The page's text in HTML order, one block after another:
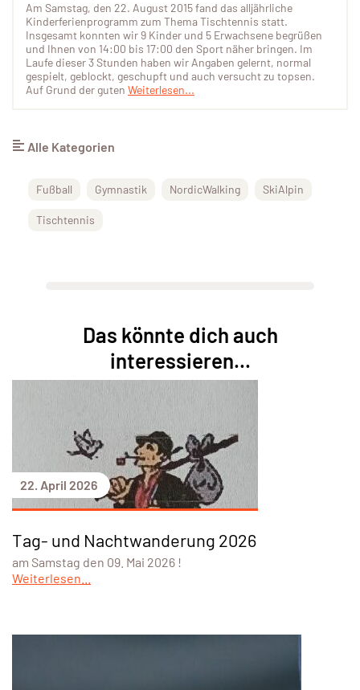
Am Samstag, den 22. August 2015 fand das alljährliche
Kinderferienprogramm zum Thema Tischtennis statt.
Insgesamt konnten wir 9 Kinder und 5 Erwachsene begrüßen
und Ihnen von 14:00 bis 17:00 den Sport näher bringen. Im
Laufe dieser 3 Stunden haben wir Angaben gelernt, normal
gespielt, geblockt, geschupft und auch versucht zu topsen.
Auf Grund der guten Weiterlesen...
Alle Kategorien
Fußball Gymnastik NordicWalking SkiAlpin
Tischtennis
Das könnte dich auch
interessieren...
22. April 2026
Tag- und Nachtwanderung 2026
am Samstag den 09. Mai 2026 !
Weiterlesen...